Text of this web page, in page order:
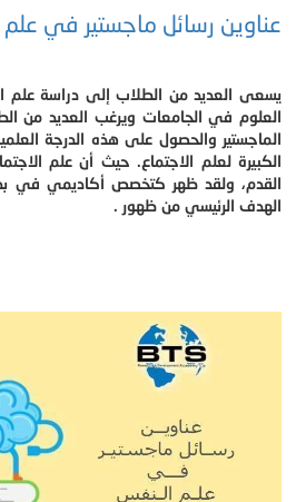
عناوين رسائل ماجستير في علم
يسعى العديد من الطلاب إلى دراسة علم
العلوم في الجامعات ويرغب العديد من
الماجستير والحصول على هذه الدرجة
الكبيرة لعلم الاجتماع. حيث أن علم
القدم، ولقد ظهر كتخصص أكاديمي في
الهدف الرئيسي من ظهور .